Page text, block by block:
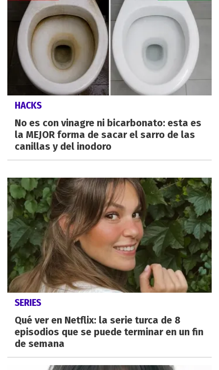
HACKS
No es con vinagre ni bicarbonato: esta es
la MEJOR forma de sacar el sarro de las
canillas y del inodoro
SERIES
Qué ver en Netflix: la serie turca de 8
episodios que se puede terminar en un fin
de semana